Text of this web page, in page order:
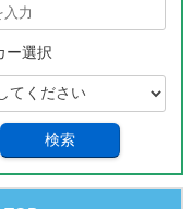
ー選択
検索